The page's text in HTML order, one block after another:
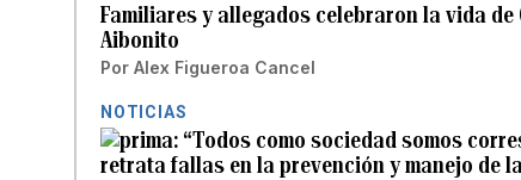
Familiares y allegados celebraron la vida
Aibonito
Por Alex Figueroa Cancel
NOTICIAS
“Todos como sociedad somos
retrata fallas en la prevención y manejo de